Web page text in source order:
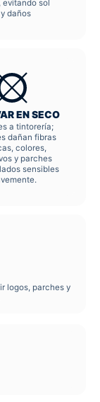
sol
daños
EN SECO
a tintorería;
dañan fibras
colores,
y parches
sensibles
logos, parches y